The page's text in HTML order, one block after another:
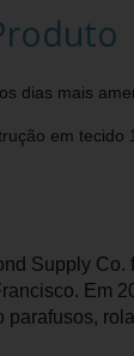
dias mais
em tecido
Supply Co.
Em
parafusos,